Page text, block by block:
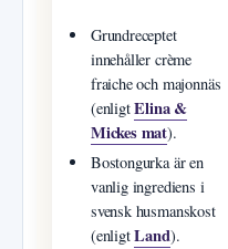
Grundreceptet
innehåller crème
fraiche och majonnäs
(enligtElina &
Mickes mat).
Bostongurka är en
vanlig ingrediens i
svensk husmanskost
(enligtLand).